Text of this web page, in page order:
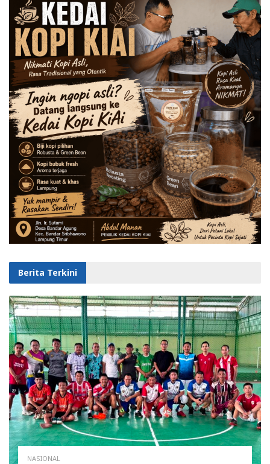
Berita Terkini
NASIONAL